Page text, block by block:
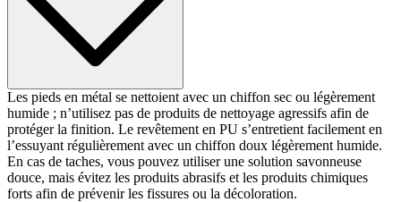
Les pieds en métal se nettoient avec un chiffon sec ou légèrement
humide ; n’utilisez pas de produits de nettoyage agressifs afin de
protéger la finition. Le revêtement en PU s’entretient facilement en
l’essuyant régulièrement avec un chiffon doux légèrement humide.
En cas de taches, vous pouvez utiliser une solution savonneuse
douce, mais évitez les produits abrasifs et les produits chimiques
forts afin de prévenir les fissures ou la décoloration.